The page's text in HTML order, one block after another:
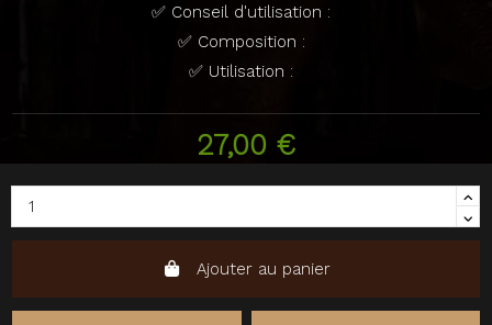
✅ Conseil d'utilisation :
✅ Composition :
✅ Utilisation :
27,00 €
Ajouter au panier